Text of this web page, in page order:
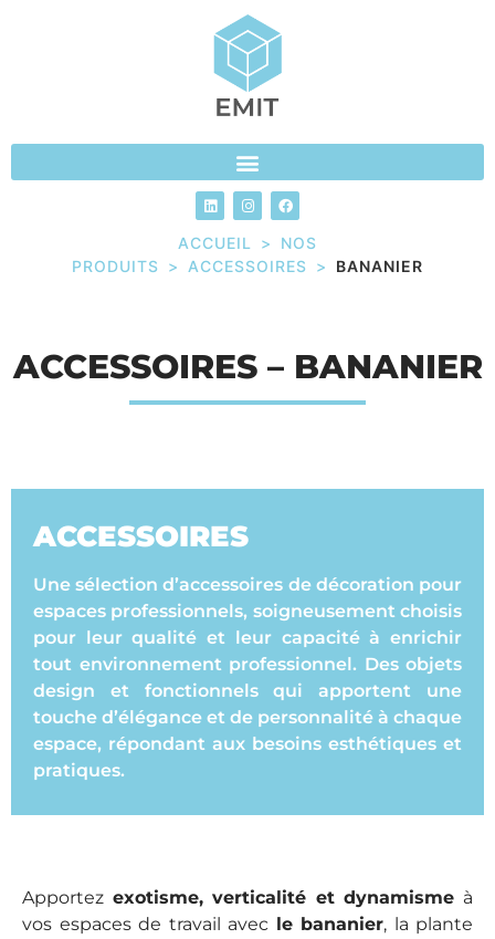
ACCUEIL >
NOS
PRODUITS > ACCESSOIRES > BANANIER
ACCESSOIRES – BANANIER
ACCESSOIRES
Une sélection d’accessoires de décoration pour
espaces professionnels, soigneusement choisis
pour leur qualité et leur capacité à enrichir
tout environnement professionnel. Des objets
design et fonctionnels qui apportent une
touche d’élégance et de personnalité à chaque
espace, répondant aux besoins esthétiques et
pratiques.
Apportez exotisme, verticalité et dynamisme à
vos espaces de travail avec le bananier, la plante